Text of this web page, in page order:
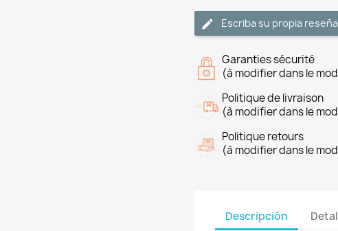
Escriba su propia reseña
Garanties sécurité
(à modifier dans le
Politique de livraison
(à modifier dans le
Politique retours
(à modifier dans le
Descripción